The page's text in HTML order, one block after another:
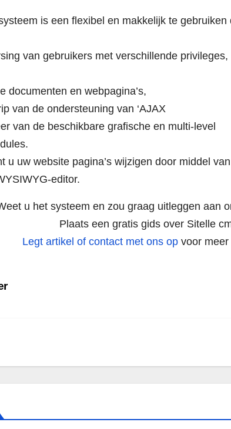
is een flexibel en makkelijk te
van gebruikers met verschillende privileges,
documenten en webpagina’s,
van de ondersteuning van ‘AJAX
van de beschikbare grafische en multi-level
u uw website pagina’s wijzigen door middel
editor.
u het systeem en zou graag uitleggen aan
Plaats een gratis gids over Sitelle
Legt artikel of contact met ons op voor